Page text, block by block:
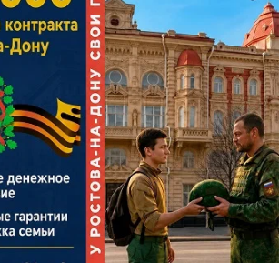
ЕГЭ: образование
для богатых